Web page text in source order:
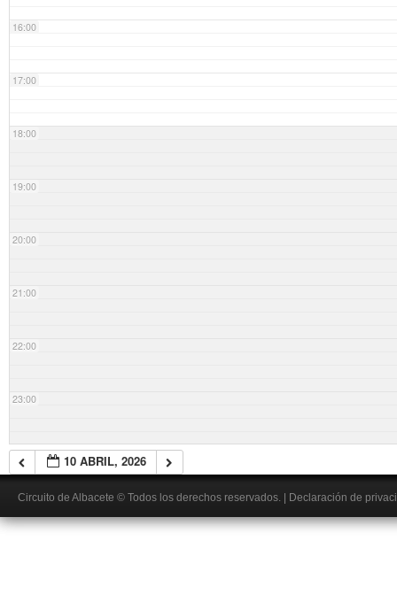
16:00
17:00
18:00
19:00
20:00
21:00
22:00
23:00
10 ABRIL, 2026
Circuito de Albacete © Todos los derechos reservados. Declaración de